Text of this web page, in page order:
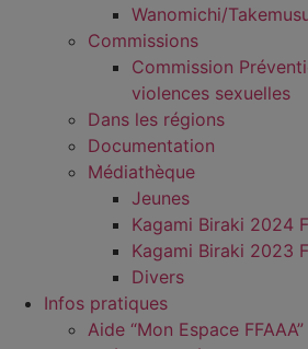
Wanomichi/
Commissions
Commission
violences sexuelles
Dans les régions
Documentation
Médiathèque
Jeunes
Kagami Biraki 2024
Kagami Biraki 2023
Divers
Infos pratiques
Aide “Mon Espace FFAAA”